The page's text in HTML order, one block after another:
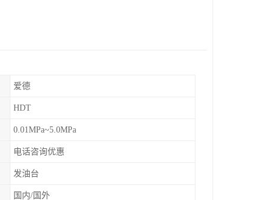
爱德
HDT
0.01MPa~5.0MPa
电话咨询优惠
发油台
国内/国外